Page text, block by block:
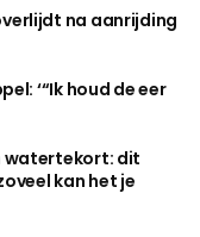
na aanrijding
‘“Ik houd de eer
watertekort: dit
kan het je